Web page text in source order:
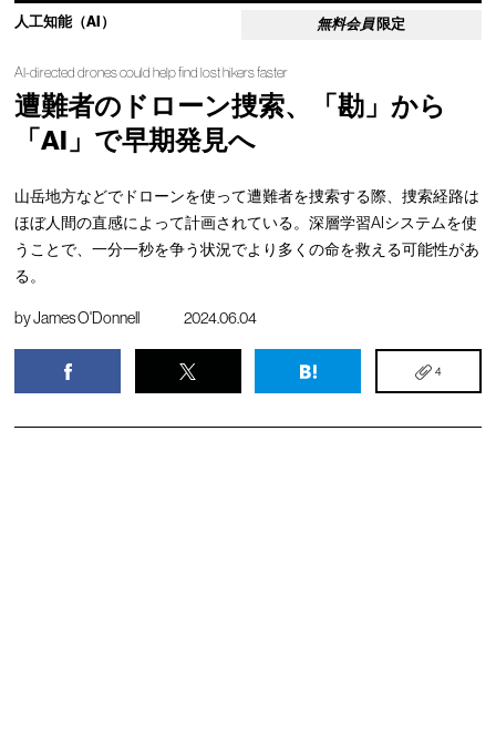
人工知能（AI） 無料会員 限定
AI-directed drones could help find lost hikers faster
遭難者のドローン捜索、「勘」から
「AI」で早期発見へ
山岳地方などでドローンを使って遭難者を捜索する際、捜索経路は
ほぼ人間の直感によって計画されている。深層学習AIシステムを使
うことで、一分一秒を争う状況でより多くの命を救える可能性があ
る。
byJames O'Donnell 2024.06.04
4